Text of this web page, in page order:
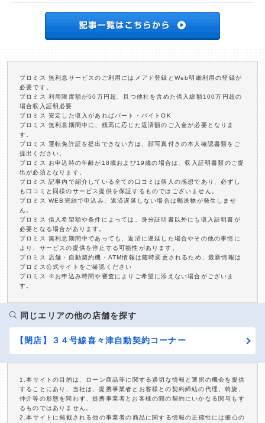
プロミス 無利息サービスのご利用にはメアド登録とWeb明細利用の登録が
必要です。
プロミス 利用限度額が50万円超、且つ他社を含めた借入総額100万円超の
場合収入証明必要
プロミス 安定した収入があればパート・バイトOK
プロミス 無利息期間中に、残高に応じた返済額のご入金が必要となりま
す。
プロミス 運転免許証を提出できない方は、顔写真付きの本人確認書類をご
提出ください。
プロミス お申込時の年齢が18歳および19歳の場合は、収入証明書類のご提
出が必須となります。
プロミス 記事内で紹介している全ての口コミは個人の感想であり、必ずし
も口コミと同様のサービス提供を保証するものではございません。
プロミス WEB完結で申込み、返済遅延しない場合は郵送物が発生しませ
ん。
プロミス 借入希望額や条件によっては、身分証明書以外にも収入証明書が
必要となる場合があります。
プロミス 無利息期間中であっても、返済に遅延した場合やその他の事情に
より、サービスの提供を停止する可能性があります。
プロミス 店舗・自動契約機・ATM情報は随時変更されるため、最新情報は
プロミス公式サイトをご確認ください
プロミス ※お申込み時間や審査によりご希望に添えない場合がございま
す。
同じエリアの他の店舗を探す
【閉店】３４号線喜々津自動契約コーナー
1.本サイトの目的は、ローン商品等に関する適切な情報と選択の機会を提供
することにあり、当社は、提携事業者とお客様との契約締結の代理、斡旋、
仲介等の形態を問わず、提携事業者とお客様の間の契約にいかなる関与もす
るものではありません。
2.本サイトに掲載される他の事業者の商品に関する情報の正確性には細心の